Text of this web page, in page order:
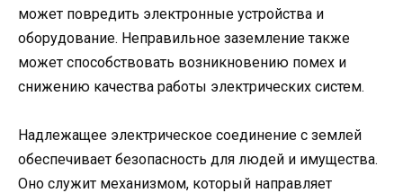
может повредить электронные устройства и
оборудование. Неправильное заземление также
может способствовать возникновению помех и
снижению качества работы электрических систем.
Надлежащее электрическое соединение с землей
обеспечивает безопасность для людей и имущества.
Оно служит механизмом, который направляет